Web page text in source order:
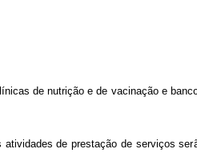
de nutrição e de vacinação e
atividades de prestação de serviços ser